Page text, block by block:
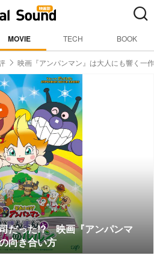
MOVIE TECH BOOK
映画『アンパンマン』は大人にも響く一作
だった!? 映画『アンパンマ
向き合い方